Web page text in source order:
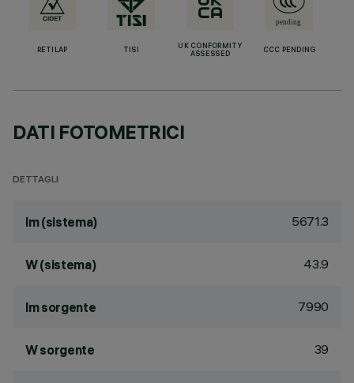
RETILAP TISI
UK CONFORMITY
ASSESSED
CCC PENDING
DATI FOTOMETRICI
DETTAGLI
lm (sistema) 5671.3
W (sistema) 43.9
lm sorgente 7990
W sorgente 39